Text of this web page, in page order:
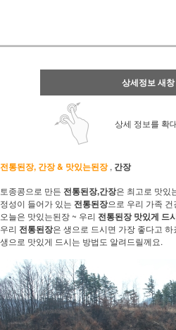
상세정보 새
상세 정보를 확
전통된장, 간장 & 맛있는된장, 간장
토종콩으로 만든 전통된장,간장은 최고로 맛있
정성이 들어가 있는 전통된장으로 우리 가족 건
오늘은 맛있는된장 ~ 우리 전통된장 맛있게 드
우리 전통된장은 생으로 드시면 가장 좋다고 하
생으로 맛있게 드시는 방법도 알려드릴께요.